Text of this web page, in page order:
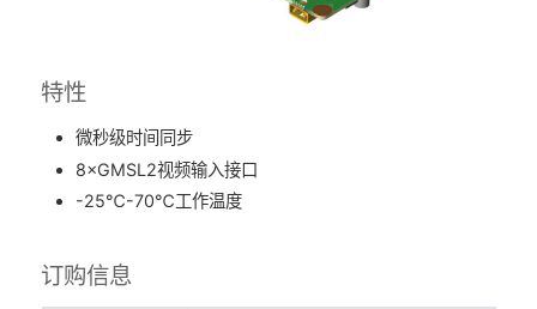
特性
微秒级时间同步
8×GMSL2视频输入接口
-25℃-70℃工作温度
订购信息